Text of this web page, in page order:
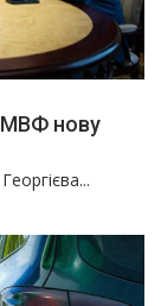
МВФ нову